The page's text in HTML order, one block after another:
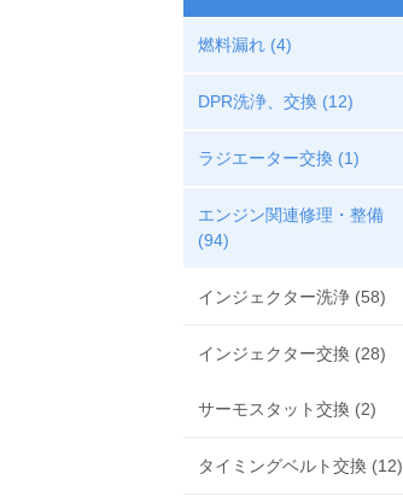
燃料漏れ (4)
DPR洗浄、交換 (12)
ラジエーター交換 (1)
エンジン関連修理・整備
(94)
インジェクター洗浄 (58)
インジェクター交換 (28)
サーモスタット交換 (2)
タイミングベルト交換 (12)